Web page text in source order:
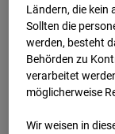
Ländern, die kein
Sollten die
werden, besteht
Behörden zu
verarbeitet
möglicherweise
Wir weisen in